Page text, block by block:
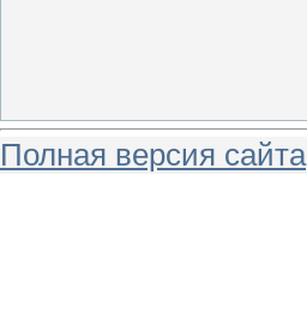
Полная версия сайта